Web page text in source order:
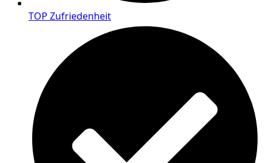
TOP Zufriedenheit